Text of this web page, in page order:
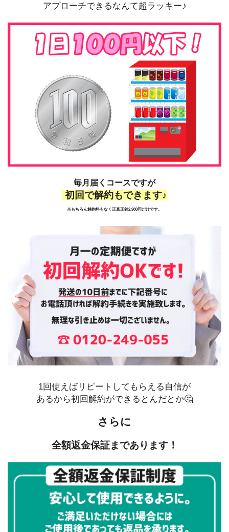
アプローチできるなんて超ラッキー♪
毎月届くコースですが
初回で解約もできます♪
※もちろん解約料もなく正真正銘2,980円だけです。
1回使えばリピートしてもらえる自信が
あるから初回解約ができるとんだとか🤔
さらに
全額返金保証まであります！